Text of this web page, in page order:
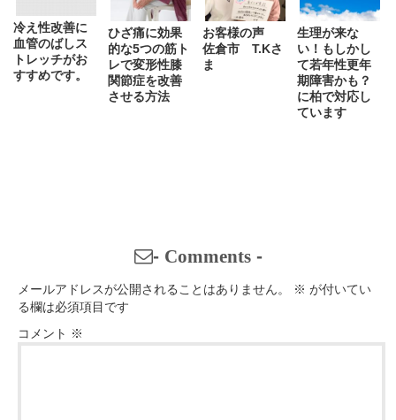
冷え性改善に
血管のばしス
トレッチがお
すすめです。
ひざ痛に効果
的な5つの筋ト
レで変形性膝
関節症を改善
させる方法
お客様の声
佐倉市 T.Kさ
ま
生理が来な
い！もしかし
て若年性更年
期障害かも？
に柏で対応し
ています
- Comments-
メールアドレスが公開されることはありません。 ※ が付いてい
る欄は必須項目です
コメント ※